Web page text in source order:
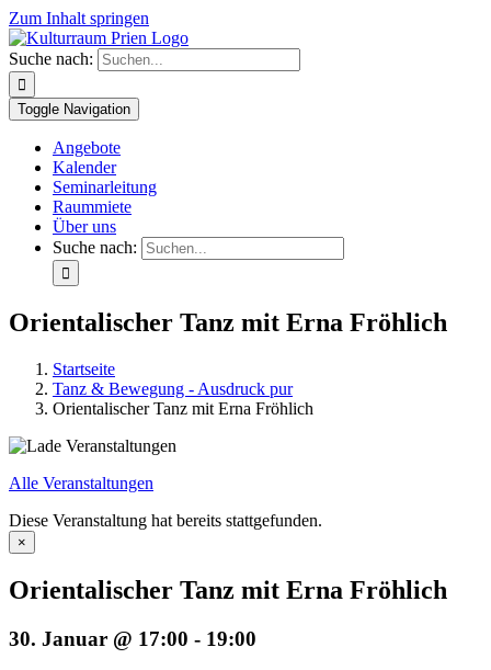
Zum Inhalt springen
Suche nach:
Toggle Navigation
Angebote
Kalender
Seminarleitung
Raummiete
Über uns
Suche nach:
Orientalischer Tanz mit Erna Fröhlich
Startseite
Tanz & Bewegung - Ausdruck pur
Orientalischer Tanz mit Erna Fröhlich
Alle Veranstaltungen
Diese Veranstaltung hat bereits stattgefunden.
×
Orientalischer Tanz mit Erna Fröhlich
30. Januar @ 17:00 - 19:00